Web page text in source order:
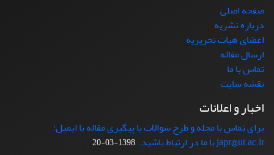
صفحه اصلی
درباره نشریه
اعضای هیات تحریریه
ارسال مقاله
تماس با ما
نقشه سایت
اخبار و اعلانات
برای تماس با مجله و طرح سوالات یا پیگیری مقاله با ایمیل:
japr@ut.ac.ir با ما در ارتباط باشید.
1398-03-20